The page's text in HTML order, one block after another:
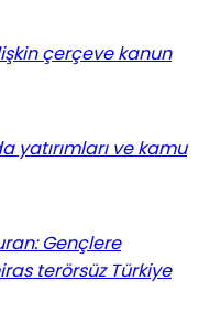
çerçeve kanun
yatırımları ve kamu
Gençlere
terörsüz Türkiye